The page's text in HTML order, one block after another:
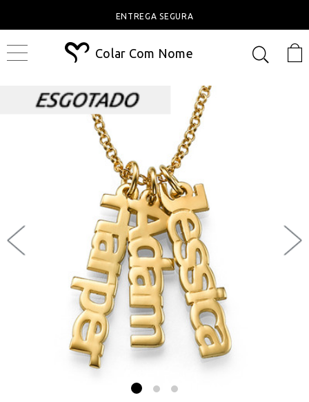
ENTREGA SEGURA
Colar Com Nome